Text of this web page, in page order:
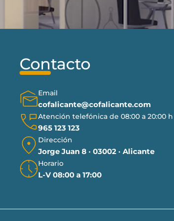
Contacto
Email
cofalicante@cofalicante.com
Atención telefónica de 08:00 a 20:00 h
965 123 123
Dirección
Jorge Juan 8 · 03002 · Alicante
Horario
L-V 08:00 a 17:00